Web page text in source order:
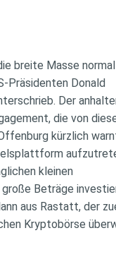
breite Masse normal
Präsidenten Donald
Der
die von
kürzlich
kleinen
große Beträge
aus Rastatt, der
Kryptobörse